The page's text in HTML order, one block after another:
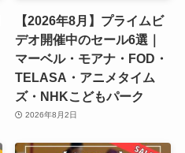
【2026年8月】プライムビ
デオ開催中のセール6選｜
マーベル・モアナ・FOD・
TELASA・アニメタイム
ズ・NHKこどもパーク
2026年8月2日